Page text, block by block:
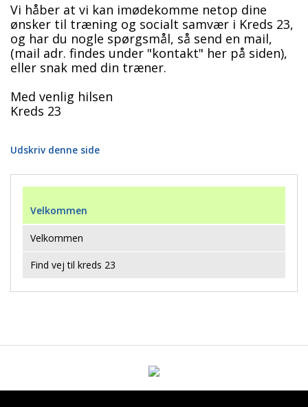
Vi håber at vi kan imødekomme netop dine
ønsker til træning og socialt samvær i Kreds 23,
og har du nogle spørgsmål, så send en mail,
(mail adr. findes under "kontakt" her på siden),
eller snak med din træner.
Med venlig hilsen
Kreds 23
Udskriv denne side
Velkommen
Velkommen
Find vej til kreds 23